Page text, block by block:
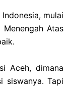
mulai
Atas
Aceh, dimana
siswanya. Tapi